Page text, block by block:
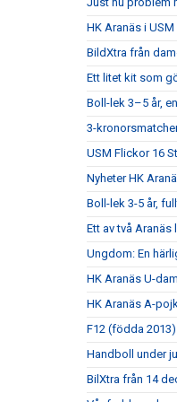
HK Aranäs i
BildXtra från
Ett litet kit som
Boll-lek 3–5 år,
3-
USM Flickor 16
Nyheter HK
Boll-lek 3-5 år,
Ett av två Aranäs
Ungdom: En
HK Aranäs U-
HK Aranäs A-
F12 (födda
Handboll under
BilXtra från 14